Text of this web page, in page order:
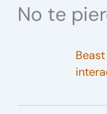
No te